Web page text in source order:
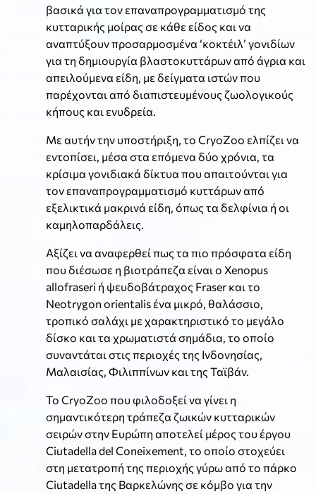
βασικά για τον επαναπρογραμματισμό της
κυτταρικής μοίρας σε κάθε είδος και να
αναπτύξουν προσαρμοσμένα ‘κοκτέιλ’ γονιδίων
για τη δημιουργία βλαστοκυττάρων από άγρια και
απειλούμενα είδη, με δείγματα ιστών που
παρέχονται από διαπιστευμένους ζωολογικούς
κήπους και ενυδρεία.
Με αυτήν την υποστήριξη, το CryoZoo ελπίζει να
εντοπίσει, μέσα στα επόμενα δύο χρόνια, τα
κρίσιμα γονιδιακά δίκτυα που απαιτούνται για
τον επαναπρογραμματισμό κυττάρων από
εξελικτικά μακρινά είδη, όπως τα δελφίνια ή οι
καμηλοπαρδάλεις.
Αξίζει να αναφερθεί πως τα πιο πρόσφατα είδη
που διέσωσε η βιοτράπεζα είναι ο Xenopus
allofraseri ή ψευδοβάτραχος Fraser και το
Neotrygon orientalis ένα μικρό, θαλάσσιο,
τροπικό σαλάχι με χαρακτηριστικό το μεγάλο
δίσκο και τα χρωματιστά σημάδια, το οποίο
συναντάται στις περιοχές της Ινδονησίας,
Μαλαισίας, Φιλιππίνων και της Ταϊβάν.
Το CryoZoo που φιλοδοξεί να γίνει η
σημαντικότερη τράπεζα ζωικών κυτταρικών
σειρών στην Ευρώπη αποτελεί μέρος του έργου
Ciutadella del Coneixement, το οποίο στοχεύει
στη μετατροπή της περιοχής γύρω από το πάρκο
Ciutadella της Βαρκελώνης σε κόμβο για την